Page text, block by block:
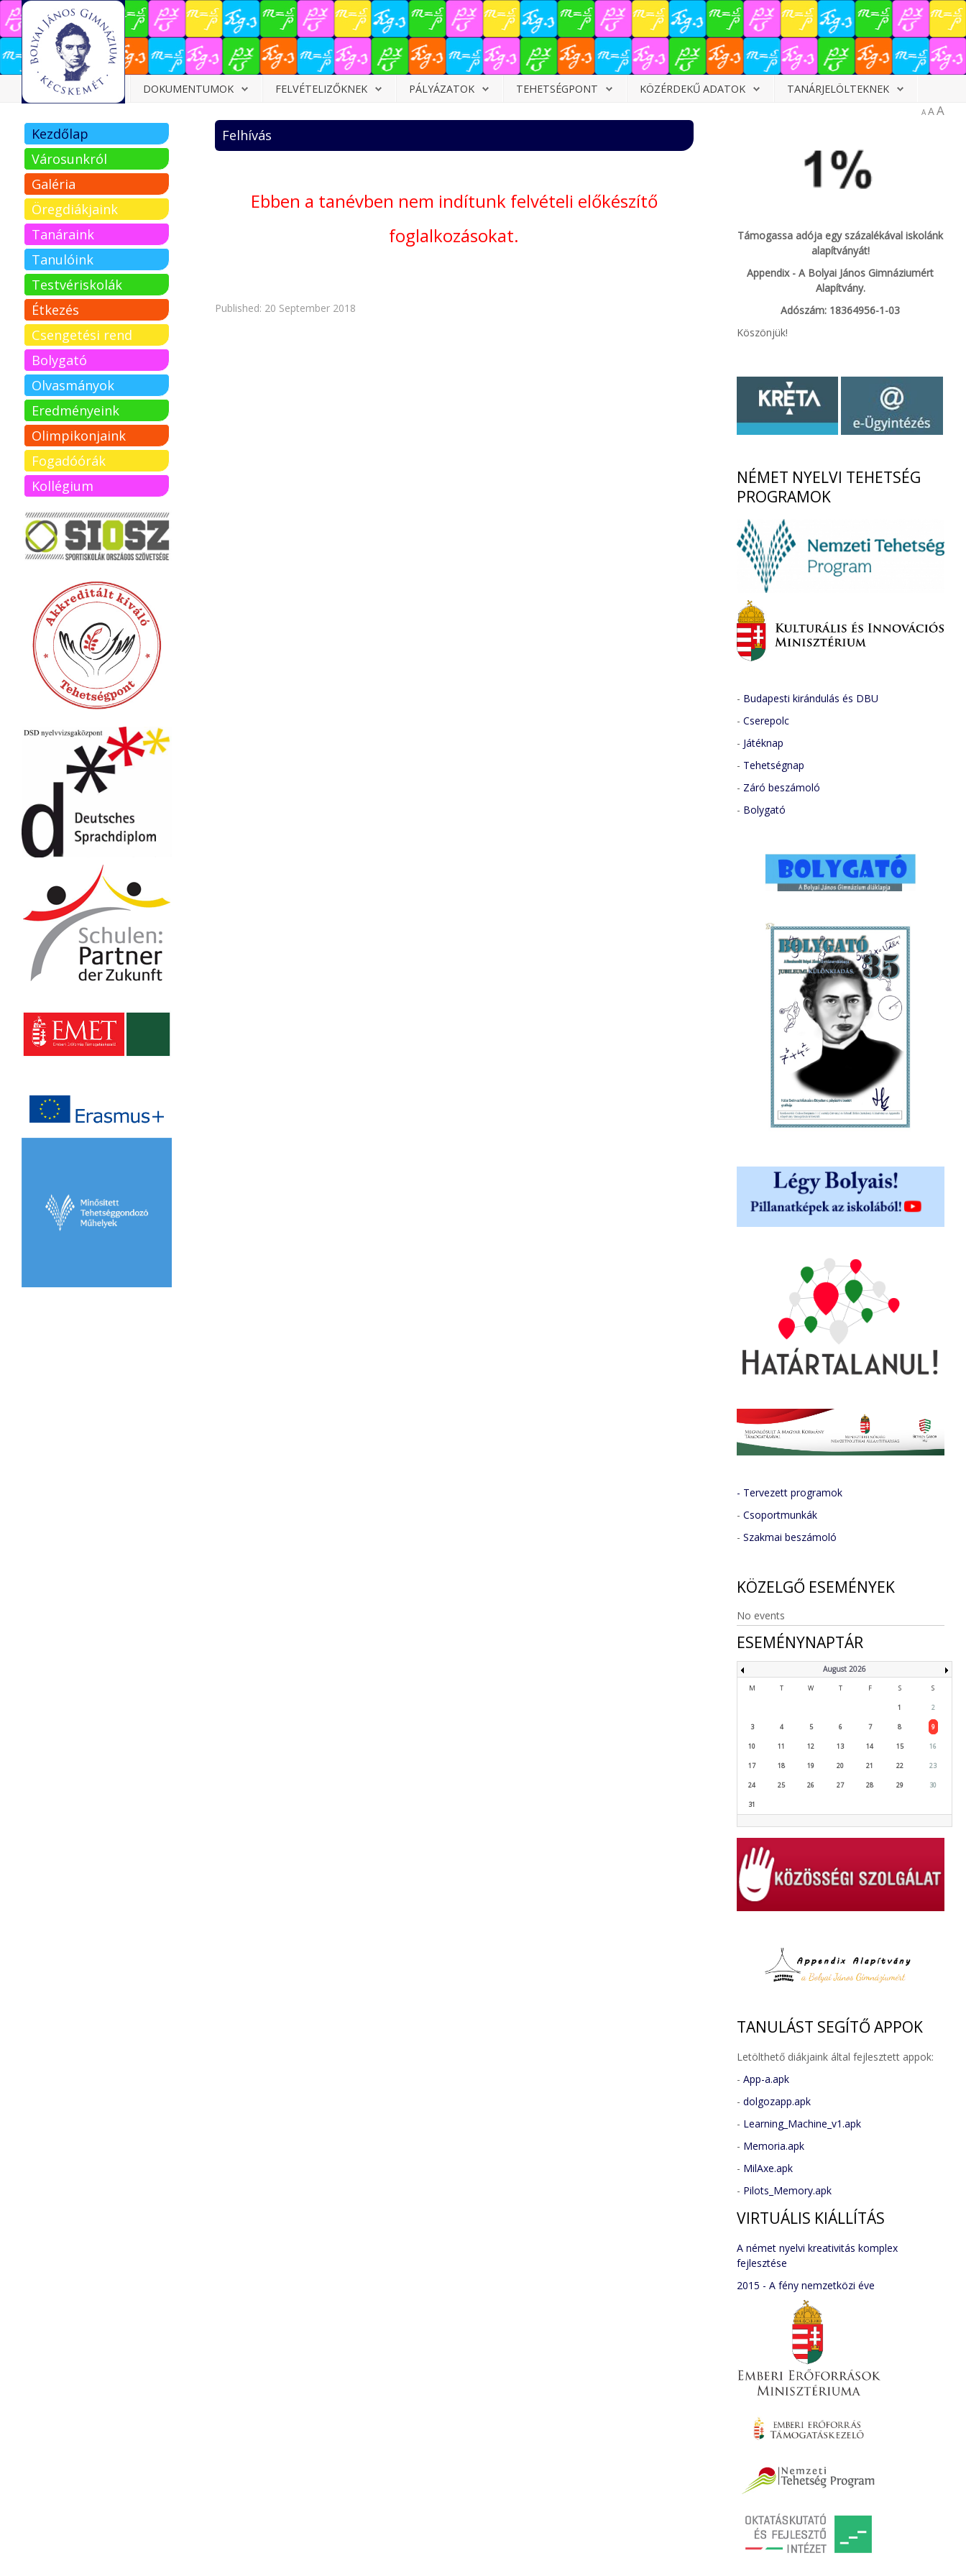
Dokumentumok
Felvételizőknek
Pályázatok
Tehetségpont
Közérdekű
adatok
Tanárjelölteknek
DOKUMENTUMOK FELVÉTELIZŐKNEK PÁLYÁZATOK TEHETSÉGPONT KÖZÉRDEKŰ ADATOK TANÁRJELÖLTEKNEK
A AA
Felhívás
Ebben a tanévben nem indítunk felvételi előkészítő
foglalkozásokat.
Published: 20 September 2018
Kezdőlap
Városunkról
Galéria
Öregdiákjaink
Tanáraink
Tanulóink
Testvériskolák
Étkezés
Csengetési rend
Bolygató
Olvasmányok
Eredményeink
Olimpikonjaink
Fogadóórák
Kollégium
Támogassa adója egy százalékával iskolánk
alapítványát!
Appendix - A Bolyai János Gimnáziumért
Alapítvány.
Adószám: 18364956-1-03
Köszönjük!
NÉMET NYELVI TEHETSÉG
PROGRAMOK
- Budapesti kirándulás és DBU
- Cserepolc
- Játéknap
- Tehetségnap
- Záró beszámoló
- Bolygató
- Tervezett programok
- Csoportmunkák
- Szakmai beszámoló
KÖZELGŐ ESEMÉNYEK
No events
ESEMÉNYNAPTÁR
August 2026
M T W T F S S
1 2
3 4 5 6 7 8 9
10 11 12 13 14 15 16
17 18 19 20 21 22 23
24 25 26 27 28 29 30
31
TANULÁST SEGÍTŐ APPOK
Letölthető diákjaink által fejlesztett appok:
- App-a.apk
- dolgozapp.apk
- Learning_Machine_v1.apk
- Memoria.apk
- MilAxe.apk
- Pilots_Memory.apk
VIRTUÁLIS KIÁLLÍTÁS
A német nyelvi kreativitás komplex
fejlesztése
2015 - A fény nemzetközi éve